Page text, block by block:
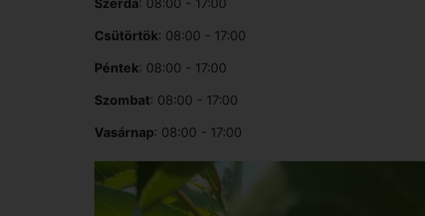
Csütörtök: 08:00 - 17:00
Péntek: 08:00 - 17:00
Szombat: 08:00 - 17:00
Vasárnap: 08:00 - 17:00